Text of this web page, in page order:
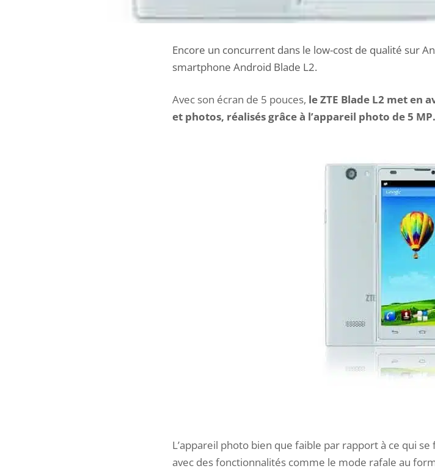
Encore un concurrent dans le low-cost de qualité sur
smartphone Android Blade L2.
Avec son écran de 5 pouces, le ZTE Blade L2 met en
et photos, réalisés grâce à l’appareil photo de 5 MP.
L’appareil photo bien que faible par rapport à ce qui
avec des fonctionnalités comme le mode rafale au